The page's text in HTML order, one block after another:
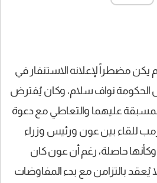
يكن مضطراً لإعلانه الاستنفار في
نواف سلام، وكان يُفترض
المسبقة عليهما والتعاطي مع دعوة
للقاء بين عون ورئيس وزراء
وكأنها حاصلة، رغم أن عون كان
لا يُعقد بالتزامن مع بدء المفاوضات